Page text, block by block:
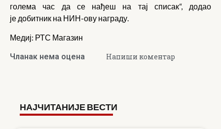
голема час да се нађеш на тај списак“, додао
је добитник на НИН-ову награду.
Медиј: РТС Магазин
Чланак нема оцена Напиши коментар
НАЈЧИТАНИЈЕ ВЕСТИ